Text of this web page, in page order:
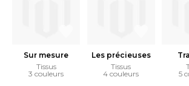
Sur mesure
Tissus
3 couleurs
Les précieuses
Tissus
4 couleurs
5